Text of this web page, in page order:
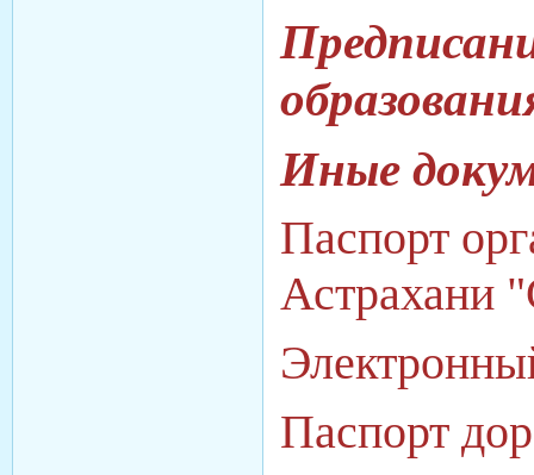
Иные
Паспорт
Астрахани
Паспорт